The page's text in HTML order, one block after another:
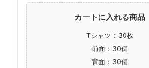
カートに入れる商品
Tシャツ：30枚
前面：30個
背面：30個